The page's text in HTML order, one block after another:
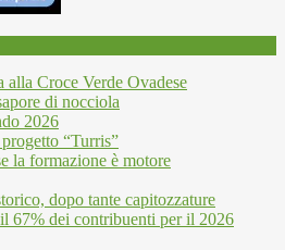
alla Croce Verde Ovadese
di nocciola
2026
“Turris”
la formazione è motore
dopo tante capitozzature
67% dei contribuenti per il 2026